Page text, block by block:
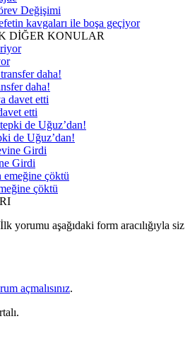
DİĞER KONULAR
daha!
etti
de Uğuz’dan!
Girdi
çöktü
yorumu aşağıdaki form aracılığıyla siz
açmalısınız.